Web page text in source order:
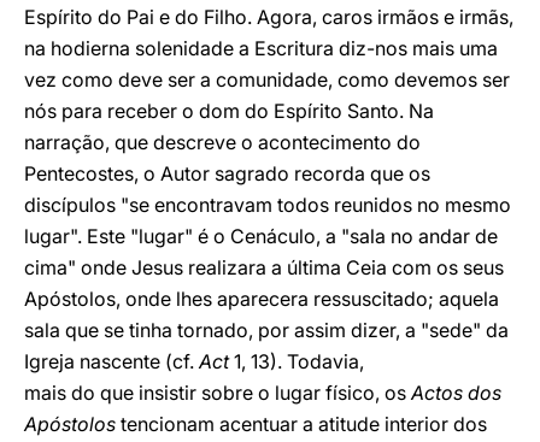
Espírito do Pai e do Filho. Agora, caros irmãos e irmãs,
na hodierna solenidade a Escritura diz-nos mais uma
vez como deve ser a comunidade, como devemos ser
nós para receber o dom do Espírito Santo. Na
narração, que descreve o acontecimento do
Pentecostes, o Autor sagrado recorda que os
discípulos "se encontravam todos reunidos no mesmo
lugar". Este "lugar" é o Cenáculo, a "sala no andar de
cima" onde Jesus realizara a última Ceia com os seus
Apóstolos, onde lhes aparecera ressuscitado; aquela
sala que se tinha tornado, por assim dizer, a "sede" da
Igreja nascente (cf.Act1, 13). Todavia,
mais do que insistir sobre o lugar físico, osActos dos
Apóstolos tencionam acentuar a atitude interior dos